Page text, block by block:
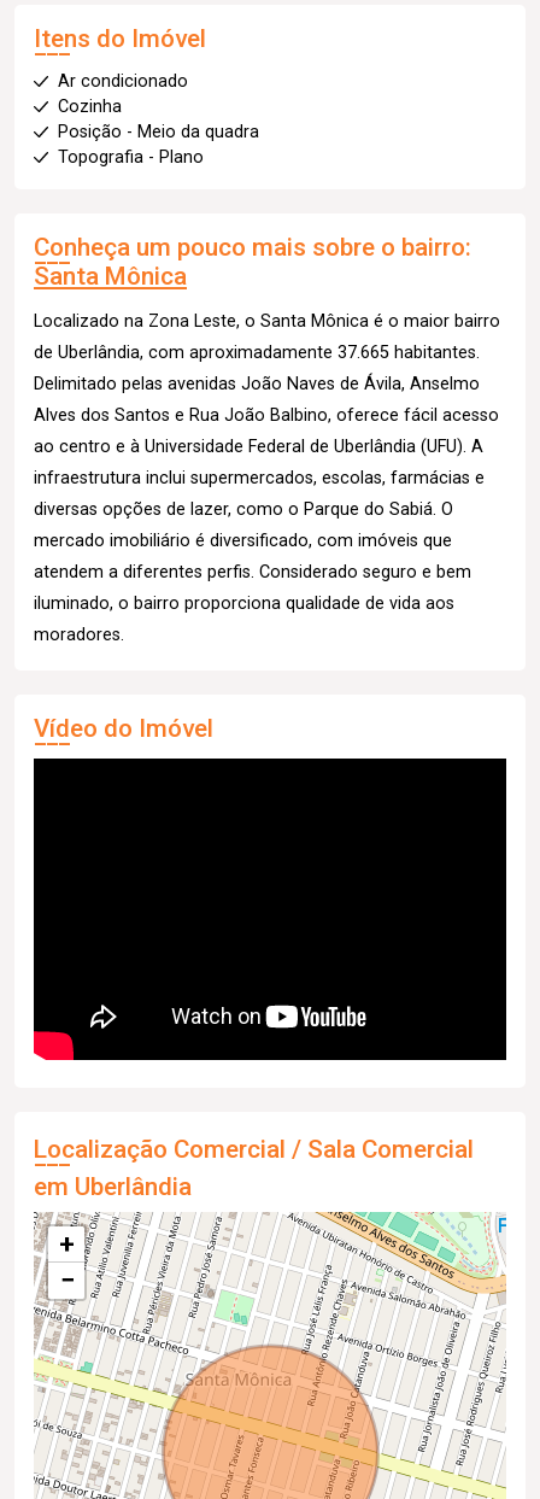
Itens do Imóvel
Ar condicionado
Cozinha
Posição - Meio da quadra
Topografia - Plano
Conheça um pouco mais sobre o bairro:
Santa Mônica
Localizado na Zona Leste, o Santa Mônica é o maior bairro
de Uberlândia, com aproximadamente 37.665 habitantes.
Delimitado pelas avenidas João Naves de Ávila, Anselmo
Alves dos Santos e Rua João Balbino, oferece fácil acesso
ao centro e à Universidade Federal de Uberlândia (UFU). A
infraestrutura inclui supermercados, escolas, farmácias e
diversas opções de lazer, como o Parque do Sabiá. O
mercado imobiliário é diversificado, com imóveis que
atendem a diferentes perfis. Considerado seguro e bem
iluminado, o bairro proporciona qualidade de vida aos
moradores.
Vídeo do Imóvel
Localização Comercial / Sala Comercial
em Uberlândia
+
−